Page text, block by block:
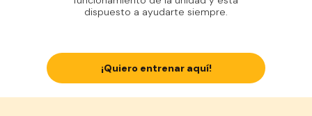
dispuesto a ayudarte siempre.
¡Quiero entrenar aquí!